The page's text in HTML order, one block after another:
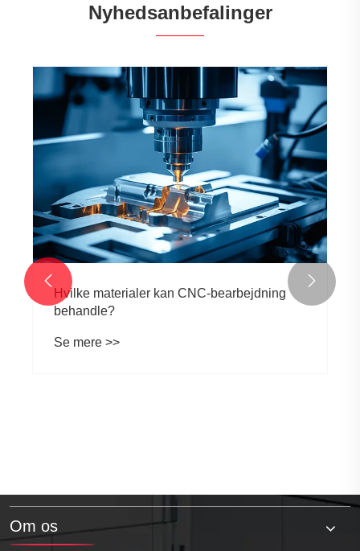
Nyhedsanbefalinger
Hvilke materialer kan CNC-bearbejdning
behandle?
Se mere >>
 
Om os